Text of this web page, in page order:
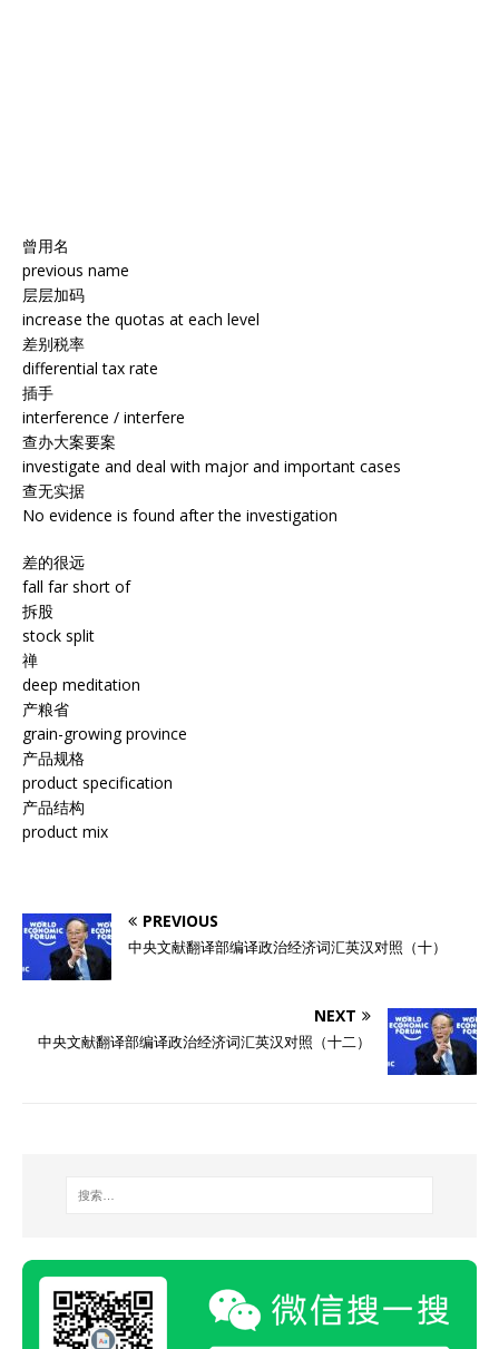
曾用名
previous name
层层加码
increase the quotas at each level
差别税率
differential tax rate
插手
interference / interfere
查办大案要案
investigate and deal with major and important cases
查无实据
No evidence is found after the investigation
差的很远
fall far short of
拆股
stock split
禅
deep meditation
产粮省
grain-growing province
产品规格
product specification
产品结构
product mix
PREVIOUS
中央文献翻译部编译政治经济词汇英汉对照（十）
NEXT
中央文献翻译部编译政治经济词汇英汉对照（十二）